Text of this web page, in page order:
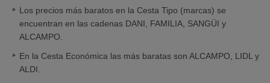
Los precios más baratos en la Cesta Tipo (marcas) se
encuentran en las cadenas DANI, FAMILIA, SANGÜI y
ALCAMPO.
En la Cesta Económica las más baratas son ALCAMPO, LIDL y
ALDI.